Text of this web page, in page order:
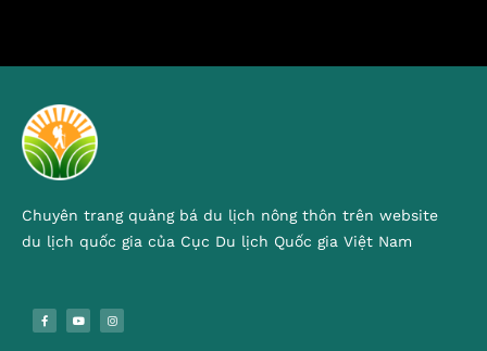
Chuyên trang quảng bá du lịch nông thôn trên website
du lịch quốc gia của Cục Du lịch Quốc gia Việt Nam